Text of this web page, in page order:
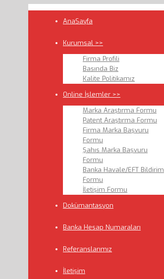
AnaSayfa
Kurumsal >>
Firma Profili
Basında Biz
Kalite Politikamız
Online İşlemler >>
Marka Araştırma Formu
Patent Araştırma Formu
Firma Marka Başvuru
Formu
Şahıs Marka Başvuru
Formu
Banka Havale/EFT Bildirim
Formu
İletişim Formu
Dokümantasyon
Banka Hesap Numaraları
Referanslarımız
İletişim